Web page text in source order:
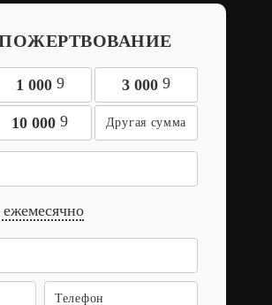
1 000 9 3 000 9
10 0009